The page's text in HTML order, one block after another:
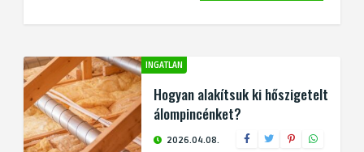
INGATLAN
Hogyan alakítsuk ki hőszigetelt
álompincénket?
2026.04.08.